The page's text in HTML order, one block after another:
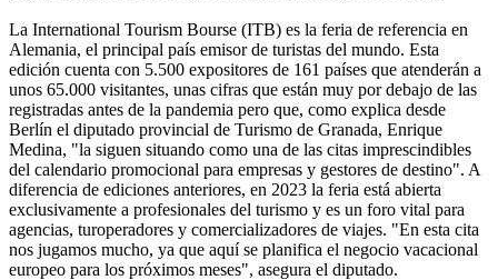
La International Tourism Bourse (ITB) es la feria de referencia en
Alemania, el principal país emisor de turistas del mundo. Esta
edición cuenta con 5.500 expositores de 161 países que atenderán a
unos 65.000 visitantes, unas cifras que están muy por debajo de las
registradas antes de la pandemia pero que, como explica desde
Berlín el diputado provincial de Turismo de Granada, Enrique
Medina, "la siguen situando como una de las citas imprescindibles
del calendario promocional para empresas y gestores de destino". A
diferencia de ediciones anteriores, en 2023 la feria está abierta
exclusivamente a profesionales del turismo y es un foro vital para
agencias, turoperadores y comercializadores de viajes. "En esta cita
nos jugamos mucho, ya que aquí se planifica el negocio vacacional
europeo para los próximos meses", asegura el diputado.